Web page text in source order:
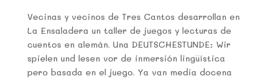
Vecinas y vecinos de Tres Cantos desarrollan en
La Ensaladera un taller de juegos y lecturas de
cuentos en alemán. Una DEUTSCHESTUNDE: Wir
spielen und lesen vor de inmersión lingüística
pero basada en el juego. Ya van media docena